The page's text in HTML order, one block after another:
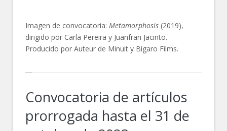
Imagen de convocatoria: Metamorphosis (2019),
dirigido por Carla Pereira y Juanfran Jacinto.
Producido por Auteur de Minuit y Bígaro Films.
Convocatoria de artículos
prorrogada hasta el 31 de